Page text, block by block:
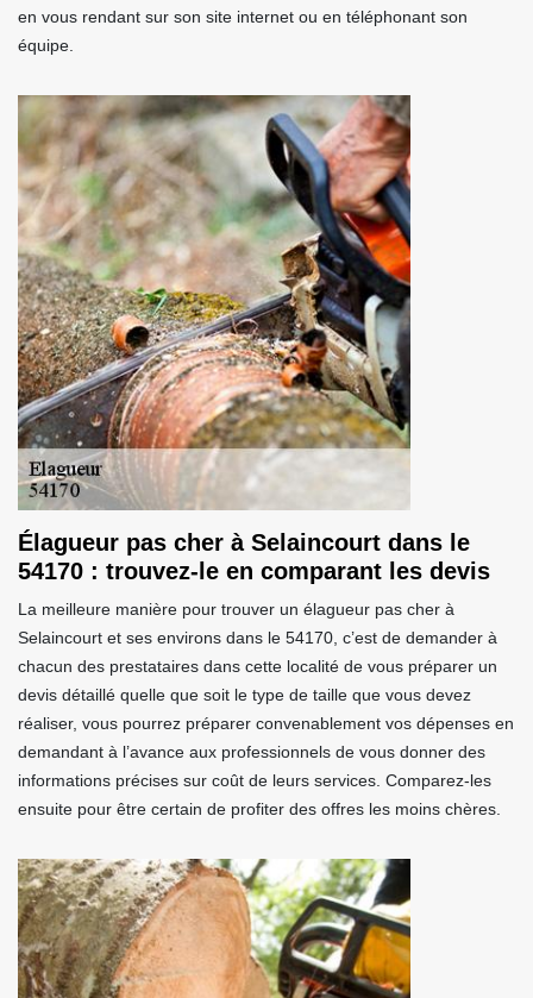
en vous rendant sur son site internet ou en téléphonant son
équipe.
Élagueur pas cher à Selaincourt dans le
54170 : trouvez-le en comparant les devis
La meilleure manière pour trouver un élagueur pas cher à
Selaincourt et ses environs dans le 54170, c’est de demander à
chacun des prestataires dans cette localité de vous préparer un
devis détaillé quelle que soit le type de taille que vous devez
réaliser, vous pourrez préparer convenablement vos dépenses en
demandant à l’avance aux professionnels de vous donner des
informations précises sur coût de leurs services. Comparez-les
ensuite pour être certain de profiter des offres les moins chères.